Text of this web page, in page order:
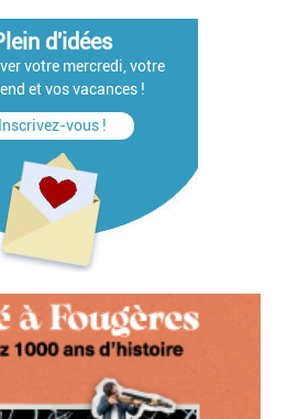
d'idées
votre mercredi, votre
et vos vacances !
Inscrivez-vous !